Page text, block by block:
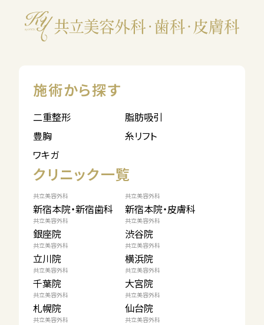
施術から探す
二重整形
脂肪吸引
豊胸
糸リフト
ワキガ
クリニック一覧
共立美容外科
新宿本院・新宿歯科
共立美容外科
新宿本院・皮膚科
共立美容外科
銀座院
共立美容外科
渋谷院
共立美容外科
立川院
共立美容外科
横浜院
共立美容外科
千葉院
共立美容外科
大宮院
共立美容外科
札幌院
共立美容外科
仙台院
共立美容外科 共立美容外科